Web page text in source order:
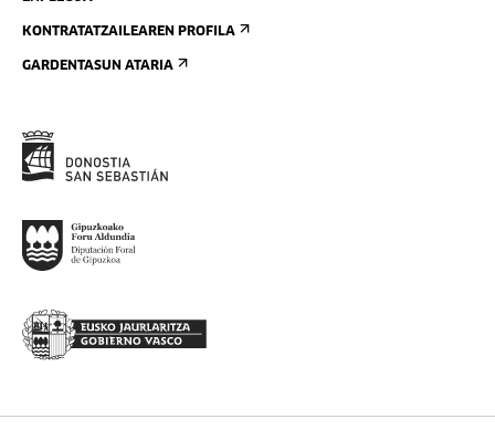
KONTRATATZAILEAREN PROFILA
GARDENTASUN ATARIA